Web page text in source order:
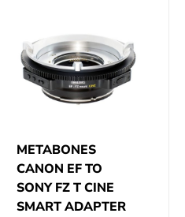
METABONES
CANON EF TO
SONY FZ T CINE
SMART ADAPTER